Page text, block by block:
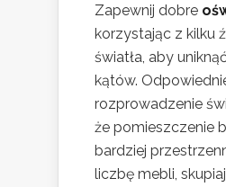
Zapewnij dobre
korzystając z kilku
światła, aby
kątów.
rozprowadzenie
że pomieszczenie
bardziej
liczbę mebli,